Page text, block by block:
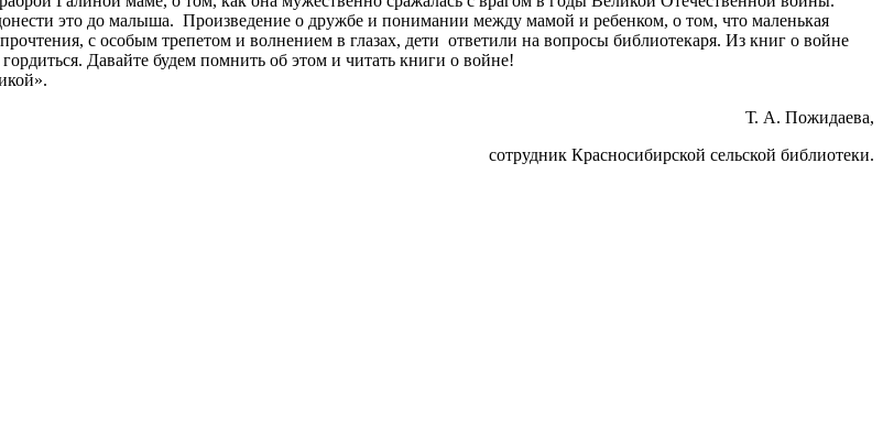
это до малыша. Произведение о дружбе и понимании между мамой и ребенком, о том, что маленькая
с особым трепетом и волнением в глазах, дети ответили на вопросы библиотекаря. Из книг о войне
Давайте будем помнить об этом и читать книги о войне!
Т. А. Пожидаева,
сотрудник Красносибирской сельской библиотеки.